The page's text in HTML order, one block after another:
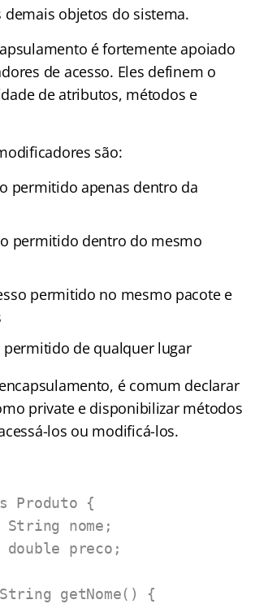
demais objetos do sistema.
é fortemente apoiado
de acesso. Eles definem o
de atributos, métodos e
são:
permitido apenas dentro da
permitido dentro do mesmo
permitido no mesmo pacote e
permitido de qualquer lugar
é comum declarar
private e disponibilizar métodos
los ou modificá-los.
Produto {